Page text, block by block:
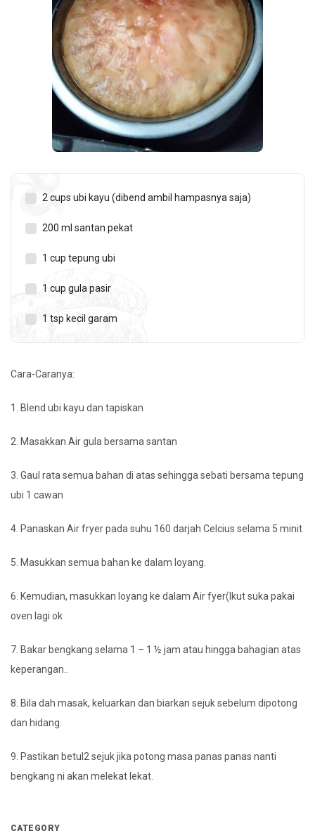
2 cups ubi kayu (dibend ambil hampasnya saja)
200 ml santan pekat
1 cup tepung ubi
1 cup gula pasir
1 tsp kecil garam
Cara-Caranya:
1. Blend ubi kayu dan tapiskan
2. Masakkan Air gula bersama santan
3. Gaul rata semua bahan di atas sehingga sebati bersama tepung
ubi 1 cawan
4. Panaskan Air fryer pada suhu 160 darjah Celcius selama 5 minit
5. Masukkan semua bahan ke dalam loyang.
6. Kemudian, masukkan loyang ke dalam Air fyer(Ikut suka pakai
oven lagi ok
7. Bakar bengkang selama 1 – 1 ½ jam atau hingga bahagian atas
keperangan..
8. Bila dah masak, keluarkan dan biarkan sejuk sebelum dipotong
dan hidang.
9. Pastikan betul2 sejuk jika potong masa panas panas nanti
bengkang ni akan melekat lekat.
CATEGORY